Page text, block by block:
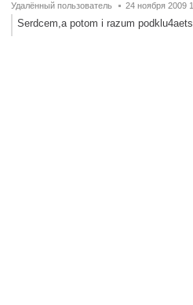
Удалённый пользователь 24 ноября 2009
Serdcem,a potom i razum